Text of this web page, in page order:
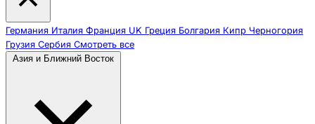
Германия Италия Франция UK Греция Болгария Кипр Черногория
Грузия Сербия Смотреть все
Азия и Ближний Восток